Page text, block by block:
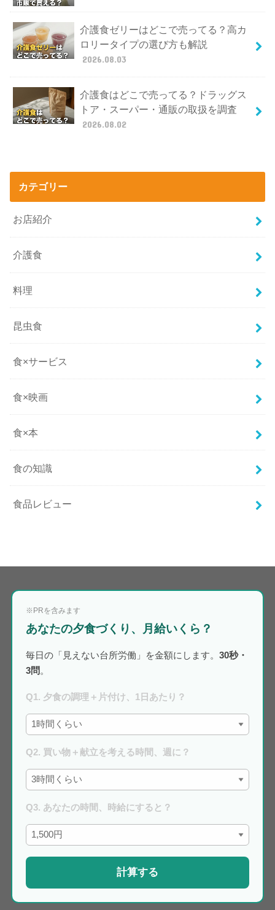
介護食ゼリーはどこで売ってる？高カ
ロリータイプの選び方も解説
2026.08.03
介護食はどこで売ってる？ドラッグス
トア・スーパー・通販の取扱を調査
2026.08.02
カテゴリー
お店紹介
介護食
料理
昆虫食
食×サービス
食×映画
食×本
食の知識
食品レビュー
※PRを含みます
あなたの夕食づくり、月給いくら？
毎日の「見えない台所労働」を金額にします。30秒・
3問 。
Q1. 夕食の調理＋片付け、1日あたり？
Q2. 買い物＋献立を考える時間、週に？
Q3. あなたの時間、時給にすると？
計算する